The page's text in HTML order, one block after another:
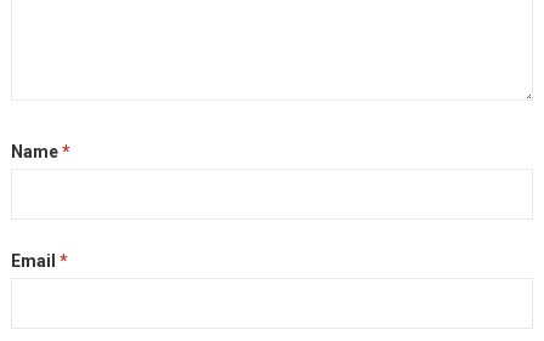
Name*
Email *